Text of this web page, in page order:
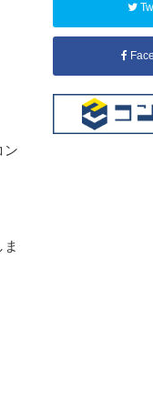
ン